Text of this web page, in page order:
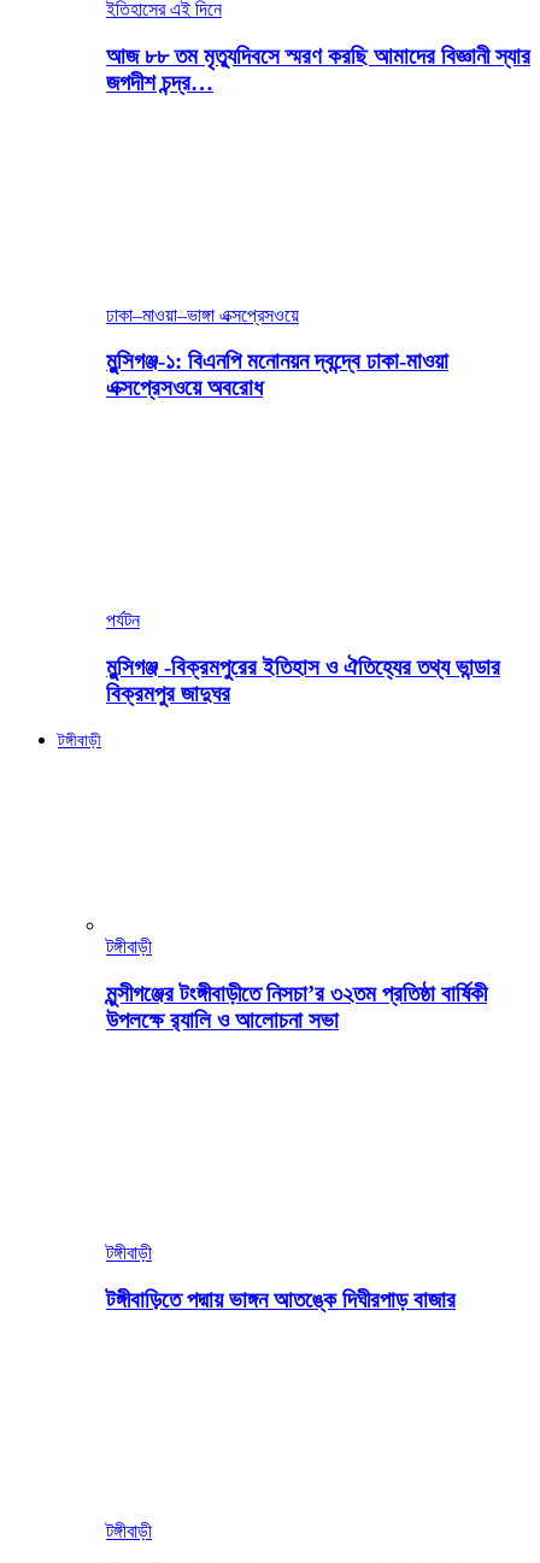
ইতিহাসের এই দিনে
আজ ৮৮ তম মৃত্যুদিবসে স্মরণ করছি আমাদের বিজ্ঞানী স্যার
জগদীশ চন্দ্র…
ঢাকা–মাওয়া–ভাঙ্গা এক্সপ্রেসওয়ে
মুন্সিগঞ্জ-১: বিএনপি মনোনয়ন দ্বন্দ্বে ঢাকা-মাওয়া
এক্সপ্রেসওয়ে অবরোধ
পর্যটন
মুন্সিগঞ্জ -বিক্রমপুরের ইতিহাস ও ঐতিহ্যের তথ্য ভান্ডার
বিক্রমপুর জাদুঘর
টঙ্গীবাড়ী
টঙ্গীবাড়ী
মুন্সীগঞ্জের টংঙ্গীবাড়ীতে নিসচা’র ৩২তম প্রতিষ্ঠা বার্ষিকী
উপলক্ষে র‍্যালি ও আলোচনা সভা
টঙ্গীবাড়ী
টঙ্গীবাড়িতে পদ্মায় ভাঙ্গন আতঙ্কে দিঘীরপাড় বাজার
টঙ্গীবাড়ী